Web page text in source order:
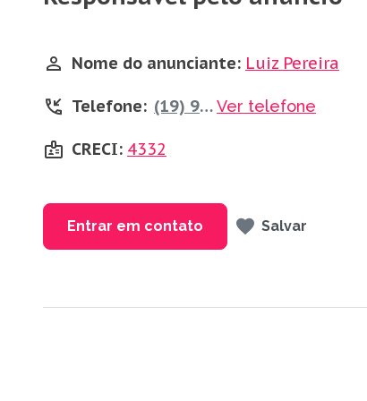
Nome do anunciante: Luiz Pereira
Telefone: (19) 98805-3582Ver telefone
CRECI: 4332
Entrar em contato Salvar